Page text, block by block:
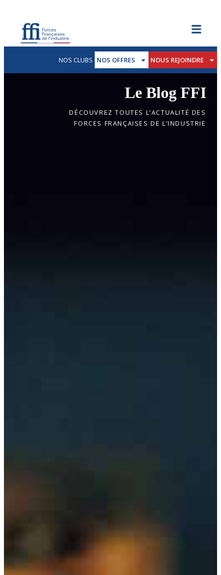
NOS CLUBS NOS OFFRES NOUS REJOINDRE
Le Blog FFI
DÉCOUVREZ TOUTES L’ACTUALITÉ DES
FORCES FRANÇAISES DE L’INDUSTRIE